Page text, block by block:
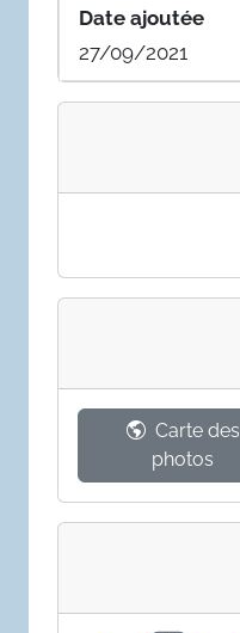
Date ajoutée
27/09/2021
Carte des
photos